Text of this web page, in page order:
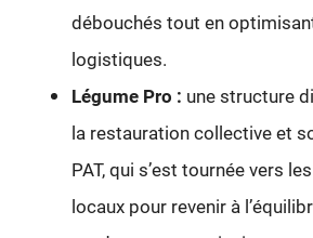
débouchés tout en
logistiques.
Légume Pro : une structure
la restauration collective et
PAT, qui s’est tournée vers
locaux pour revenir à